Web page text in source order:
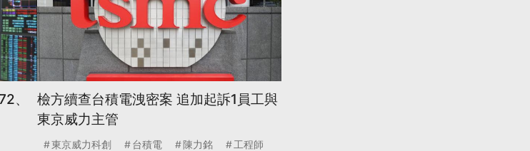
、
檢方續查台積電洩密案 追加起訴1員工與
東京威力主管
東京威力科創 台積電 陳力銘
工程師